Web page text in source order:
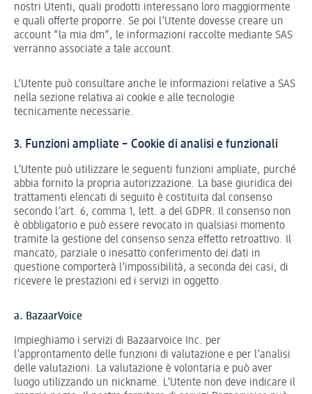
nostri Utenti, quali prodotti interessano loro maggiormente
e quali offerte proporre. Se poi l’Utente dovesse creare un
account “la mia dm”, le informazioni raccolte mediante SAS
verranno associate a tale account.
L’Utente può consultare anche le informazioni relative a SAS
nella sezione relativa ai cookie e alle tecnologie
tecnicamente necessarie.
3. Funzioni ampliate – Cookie di analisi e funzionali
L’Utente può utilizzare le seguenti funzioni ampliate, purché
abbia fornito la propria autorizzazione. La base giuridica dei
trattamenti elencati di seguito è costituita dal consenso
secondo l’art. 6, comma 1, lett. a del GDPR. Il consenso non
è obbligatorio e può essere revocato in qualsiasi momento
tramite la gestione del consenso senza effetto retroattivo. Il
mancato, parziale o inesatto conferimento dei dati in
questione comporterà l’impossibilità, a seconda dei casi, di
ricevere le prestazioni ed i servizi in oggetto.
a. BazaarVoice
Impieghiamo i servizi di Bazaarvoice Inc. per
l’approntamento delle funzioni di valutazione e per l’analisi
delle valutazioni. La valutazione è volontaria e può aver
luogo utilizzando un nickname. L’Utente non deve indicare il